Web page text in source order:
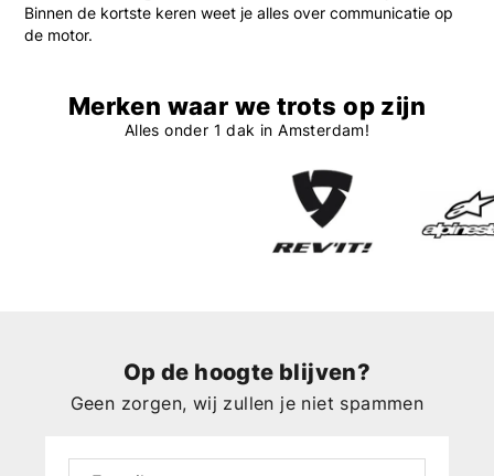
Binnen de kortste keren weet je alles over communicatie op
de motor.
Merken waar we trots op zijn
Alles onder 1 dak in Amsterdam!
Op de hoogte blijven?
Geen zorgen, wij zullen je niet spammen